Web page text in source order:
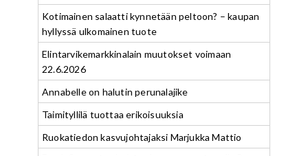
Kotimainen salaatti kynnetään peltoon? – kaupan
hyllyssä ulkomainen tuote
Elintarvikemarkkinalain muutokset voimaan
22.6.2026
Annabelle on halutin perunalajike
Taimityllilä tuottaa erikoisuuksia
Ruokatiedon kasvujohtajaksi Marjukka Mattio